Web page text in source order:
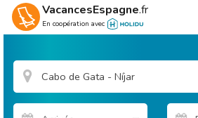
VacancesEspagne.fr
En coopération avec